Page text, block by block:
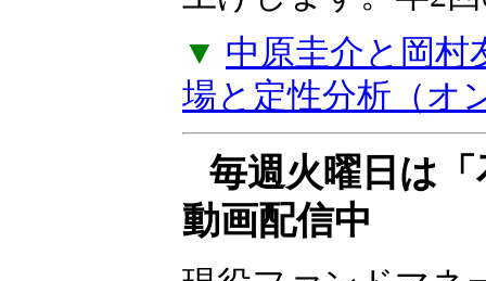
に1回、会員自ら
バイスがもらえる
上げします。年2
▼ 中原圭介と岡村
場と定性分析（オ